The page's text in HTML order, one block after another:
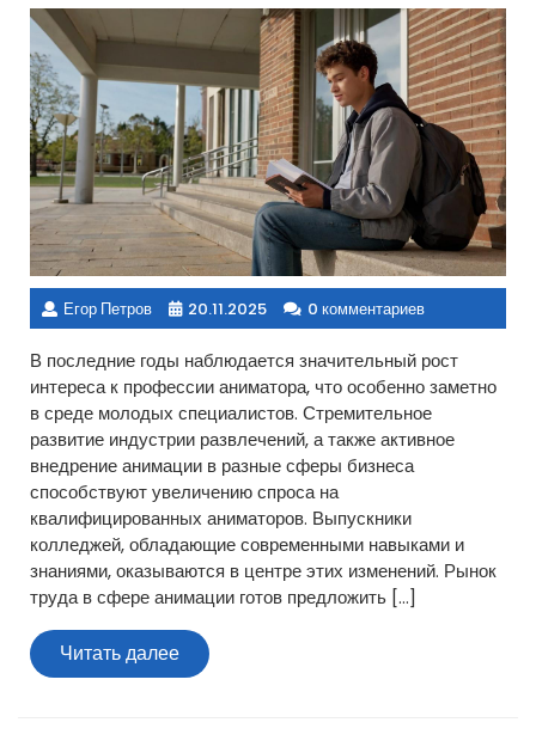
Егор Петров 20.11.2025 0 комментариев
В последние годы наблюдается значительный рост
интереса к профессии аниматора, что особенно заметно
в среде молодых специалистов. Стремительное
развитие индустрии развлечений, а также активное
внедрение анимации в разные сферы бизнеса
способствуют увеличению спроса на
квалифицированных аниматоров. Выпускники
колледжей, обладающие современными навыками и
знаниями, оказываются в центре этих изменений. Рынок
труда в сфере анимации готов предложить […]
Читать далееЧитать
далее